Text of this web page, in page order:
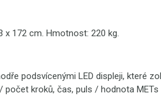
x 172 cm. Hmotnost: 220 kg.
podsvícenými LED displeji, které
kroků, čas, puls / hodnota